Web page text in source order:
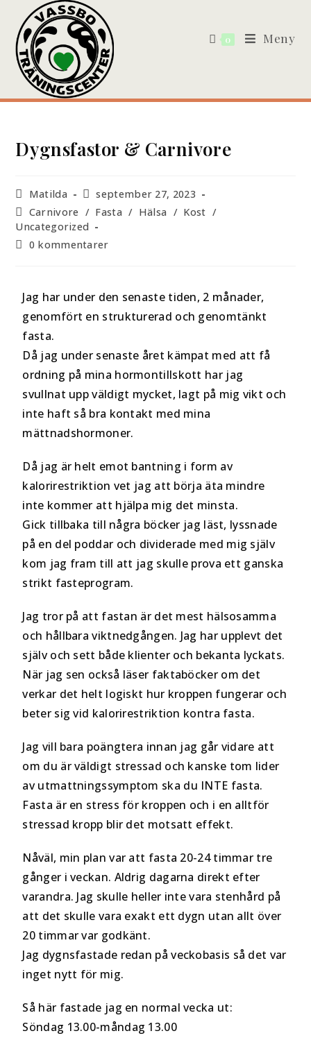
0 Meny
Dygnsfastor & Carnivore
Matilda
september 27, 2023
Carnivore / Fasta / Hälsa / Kost /
Uncategorized
0 kommentarer
Jag har under den senaste tiden, 2 månader,
genomfört en strukturerad och genomtänkt
fasta.
Då jag under senaste året kämpat med att få
ordning på mina hormontillskott har jag
svullnat upp väldigt mycket, lagt på mig vikt och
inte haft så bra kontakt med mina
mättnadshormoner.
Då jag är helt emot bantning i form av
kalorirestriktion vet jag att börja äta mindre
inte kommer att hjälpa mig det minsta.
Gick tillbaka till några böcker jag läst, lyssnade
på en del poddar och dividerade med mig själv
kom jag fram till att jag skulle prova ett ganska
strikt fasteprogram.
Jag tror på att fastan är det mest hälsosamma
och hållbara viktnedgången. Jag har upplevt det
själv och sett både klienter och bekanta lyckats.
När jag sen också läser faktaböcker om det
verkar det helt logiskt hur kroppen fungerar och
beter sig vid kalorirestriktion kontra fasta.
Jag vill bara poängtera innan jag går vidare att
om du är väldigt stressad och kanske tom lider
av utmattningssymptom ska du INTE fasta.
Fasta är en stress för kroppen och i en alltför
stressad kropp blir det motsatt effekt.
Nåväl, min plan var att fasta 20-24 timmar tre
gånger i veckan. Aldrig dagarna direkt efter
varandra. Jag skulle heller inte vara stenhård på
att det skulle vara exakt ett dygn utan allt över
20 timmar var godkänt.
Jag dygnsfastade redan på veckobasis så det var
inget nytt för mig.
Så här fastade jag en normal vecka ut:
Söndag 13.00-måndag 13.00